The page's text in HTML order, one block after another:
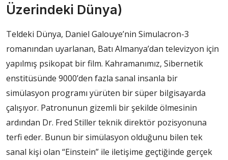
Üzerindeki Dünya)
Teldeki Dünya, Daniel Galouye’nin Simulacron-3
romanından uyarlanan, Batı Almanya’dan televizyon için
yapılmış psikopat bir film. Kahramanımız, Sibernetik
enstitüsünde 9000’den fazla sanal insanla bir
simülasyon programı yürüten bir süper bilgisayarda
çalışıyor. Patronunun gizemli bir şekilde ölmesinin
ardından Dr. Fred Stiller teknik direktör pozisyonuna
terfi eder. Bunun bir simülasyon olduğunu bilen tek
sanal kişi olan “Einstein” ile iletişime geçtiğinde gerçek